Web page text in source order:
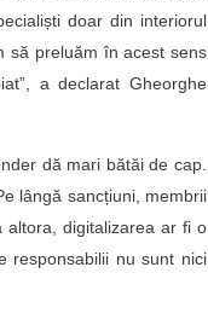
doar din interiorul
să preluăm în acest sens
a declarat Gheorghe
dă mari bătăi de cap.
lângă sancțiuni, membrii
altora, digitalizarea ar fi o
responsabilii nu sunt nici